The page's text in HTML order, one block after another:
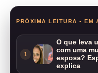
PRÓXIMA LEITURA - EM
1
O que leva
com uma
esposa?
explica